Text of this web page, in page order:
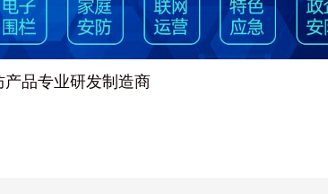
品专业研发制造商